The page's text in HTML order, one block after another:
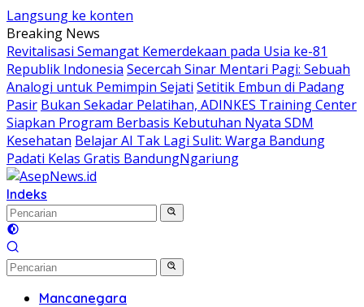
Langsung ke konten
Breaking News
Revitalisasi Semangat Kemerdekaan pada Usia ke-81
Republik Indonesia Secercah Sinar Mentari Pagi: Sebuah
Analogi untuk Pemimpin Sejati Setitik Embun di Padang
Pasir Bukan Sekadar Pelatihan, ADINKES Training Center
Siapkan Program Berbasis Kebutuhan Nyata SDM
Kesehatan Belajar AI Tak Lagi Sulit: Warga Bandung
Padati Kelas Gratis BandungNgariung
Indeks
Mancanegara